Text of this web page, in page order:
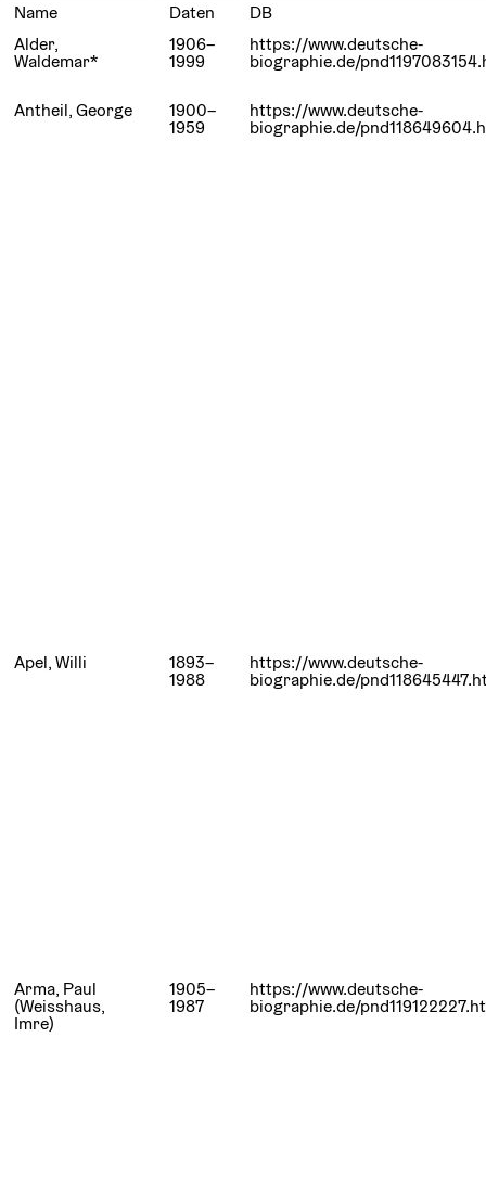
Name
Daten
DB
Alder,
Waldemar*
1906–
1999
https://www.deutsche-
biographie.de/
Antheil, George 1900–
1959
https://www.deutsche-
biographie.de/
Apel, Willi 1893–
1988
https://www.deutsche-
biographie.de/
Arma, Paul
(Weisshaus,
Imre)
1905–
1987
https://www.deutsche-
biographie.de/